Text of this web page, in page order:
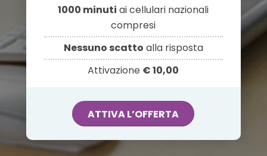
1000 minuti ai cellulari nazionali
compresi
Nessuno scatto alla risposta
Attivazione € 10,00
ATTIVA L’OFFERTA